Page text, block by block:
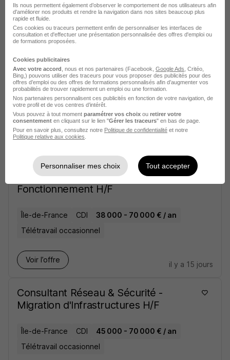
Télétravail occasionnel
Voir l’offre
Expertise Soc H/F
Île-de-France CDI
45 000 - 80 000 € / an
Télétravail occasionnel
Ingénieur Rams - Sûreté de
Fonctionnement H/F
Île-de-France CDI
38 000 - 70 000 € / an
Télétravail occasionnel
Voir l’offre
il y a 15 jours
Consultant Réseau & Sécurité -
Migration d'Infrastructures H/F
Île-de-France CDI
45 000 - 70 000 € / an
Télétravail occasionnel
Ils nous permettent également d’observer le comportement de nos utilisateurs afin
d'améliorer nos produits et rendre la navigation dans nos sites beaucoup plus
rapide et fluide.
Ces cookies ou traceurs permettent enfin de personnaliser les interfaces de
consultation et d'effectuer une présentation personnalisée des offres d'emploi ou
de formations proposées.
Cookies publicitaires
Avec votre accord , nous et nos partenaires (Facebook, Google Ads , Critéo,
Bing,) pouvons utiliser des traceurs pour vous proposer des publicités pour des
offres d’emploi ou des offres de formations personnalisés afin d’augmenter vos
probabilités de trouver rapidement un emploi ou une formation.
Nos partenaires personnalisent ces publicités en fonction de votre navigation, de
votre profil et de vos centres d’intérêt.
Vous pouvez à tout moment paramétrer vos choix ou retirer votre
consentement en cliquant sur le lien "Gérer les traceurs" en bas de page.
Pour en savoir plus, consultez notre Politique de confidentialité et notre
Politique relative aux cookies
Personnaliser mes choix Tout accepter